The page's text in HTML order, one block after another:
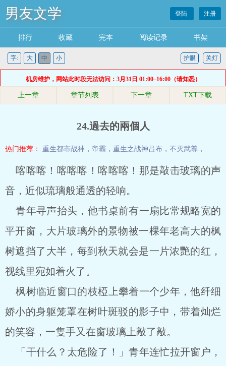
男友文学 登陆 注册
排行 收藏 完本 阅读记录 书架
字: 大 中 小 关灯
护眼
机房维护，网站此时段无法访问：3月31日 01:00–16:00（请知悉）
上一章 章节列表 下一章 TXT下载
24.過去的兩個人
热门推荐： 重生都市战神 ， 帝霸 ， 重生之战神吕布 ， 不灭武尊 ，
喀喀喀！喀喀喀！喀喀喀！那是敲击玻璃的声
音，近似琉璃般通透的轻响。
青年寻声抬头，他书桌前有一扇比常规略宽的
平开窗，大片玻璃外的景物被一棵年老高大的枫
树遮挡了大半，每到秋天就会是一片浓艷的红，
视线里宛如着火了。
枫树临近窗口的枝椏上攀着一个少年，他纤细
娇小的身躯笼罩在树叶斑驳的影子中，带着灿烂
的笑容，一隻手又在窗玻璃上敲了敲。
「干什么？太危险了！」青年连忙拉开窗户，